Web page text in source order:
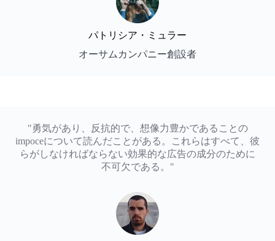
パトリシア・ミュラー
オーサムカンパニー創設者
"勇気があり、反抗的で、想像力豊かであることの
impoceについて読んだことがある。これらはすべて、彼
らがしなければならない効果的な広告の成分のために
不可欠である。"